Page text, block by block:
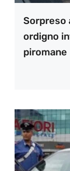
Sorpreso
ordigno
piromane